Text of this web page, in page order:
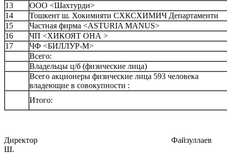
13
ООО <Шахтурди>
14
Тошкент ш. Хокимияти СХКСХИМИЧ Департаменти
15
Частная фирма <ASTURIA MANUS>
16
ЧП <ХИКОЯТ ОНА >
17
ЧФ <БИЛЛУР-М>
Всего:
Владельцы ц/б (физические лица)
Всего акционеры физические лица 593 человека
владеющие в совокупности :
Итого:
Директор Файзуллаев
Ш.